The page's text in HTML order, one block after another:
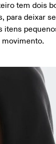
tem dois
para deixar
itens